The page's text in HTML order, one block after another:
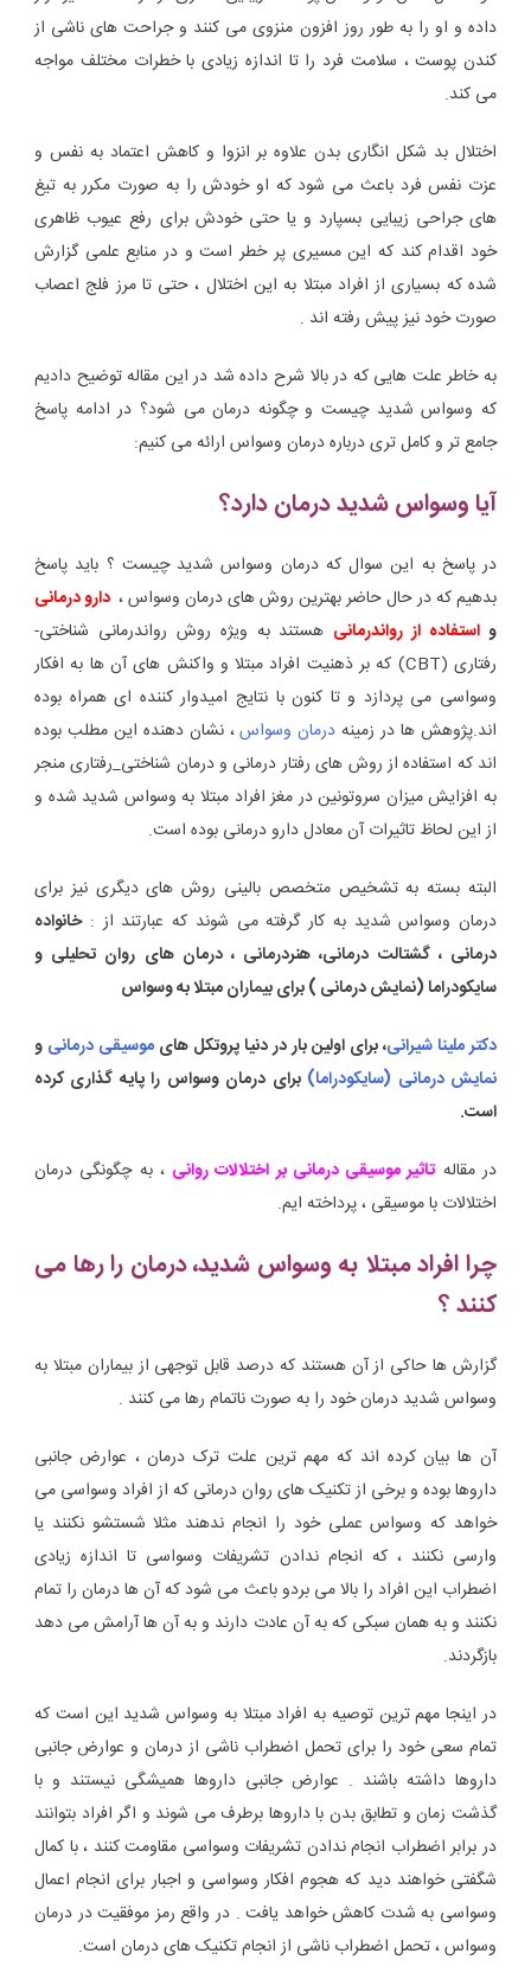
داده و او را به طور روز افزون منزوی می کنند و جراحت های ناشی از
کندن پوست ، سلامت فرد را تا اندازه زیادی با خطرات مختلف مواجه
می کند.
اختلال بد شکل انگاری بدن علاوه بر انزوا و کاهش اعتماد به نفس و
عزت نفس فرد باعث می شود که او خودش را به صورت مکرر به تیغ
های جراحی زیبایی بسپارد و یا حتی خودش برای رفع عیوب ظاهری
خود اقدام کند که این مسیری پر خطر است و در منابع علمی گزارش
شده که بسیاری از افراد مبتلا به این اختلال ، حتی تا مرز فلج اعصاب
صورت خود نیز پیش رفته اند .
به خاطر علت هایی که در بالا شرح داده شد در این مقاله توضیح دادیم
که وسواس شدید چیست و چگونه درمان می شود؟ در ادامه پاسخ
جامع تر و کامل تری درباره درمان وسواس ارائه می کنیم:
آیا وسواس شدید درمان دارد؟
در پاسخ به این سوال که درمان وسواس شدید چیست ؟ باید پاسخ
بدهیم که در حال حاضر بهترین روش های درمان وسواس ، دارو درمانی
و استفاده از رواندرمانی هستند به ویژه روش رواندرمانی شناختی-
رفتاری (CBT) که بر ذهنیت افراد مبتلا و واکنش های آن ها به افکار
وسواسی می پردازد و تا کنون با نتایج امیدوار کننده ای همراه بوده
اند.پژوهش ها در زمینه درمان وسواس، نشان دهنده این مطلب بوده
اند که استفاده از روش های رفتار درمانی و درمان شناختی_رفتاری منجر
به افزایش میزان سروتونین در مغز افراد مبتلا به وسواس شدید شده و
از این لحاظ تاثیرات آن معادل دارو درمانی بوده است.
البته بسته به تشخیص متخصص بالینی روش های دیگری نیز برای
درمان وسواس شدید به کار گرفته می شوند که عبارتند از :خانواده
درمانی ، گشتالت درمانی، هنردرمانی ، درمان های روان تحلیلی و
سایکودراما (نمایش درمانی ) برای بیماران مبتلا به وسواس
دکتر ملینا شیرانی، برای اولین بار در دنیا پروتکل های موسیقی درمانی و
نمایش درمانی (سایکودراما) برای درمان وسواس را پایه گذاری کرده
است.
در مقاله تاثیر موسیقی درمانی بر اختلالات روانی ، به چگونگی درمان
اختلالات با موسیقی ، پرداخته ایم.
چرا افراد مبتلا به وسواس شدید، درمان را رها می
کنند ؟
گزارش ها حاکی از آن هستند که درصد قابل توجهی از بیماران مبتلا به
وسواس شدید درمان خود را به صورت ناتمام رها می کنند .
آن ها بیان کرده اند که مهم ترین علت ترک درمان ، عوارض جانبی
داروها بوده و برخی از تکنیک های روان درمانی که از افراد وسواسی می
خواهد که وسواس عملی خود را انجام ندهند مثلا شستشو نکنند یا
وارسی نکنند ، که انجام ندادن تشریفات وسواسی تا اندازه زیادی
اضطراب این افراد را بالا می بردو باعث می شود که آن ها درمان را تمام
نکنند و به همان سبکی که به آن عادت دارند و به آن ها آرامش می دهد
بازگردند.
در اینجا مهم ترین توصیه به افراد مبتلا به وسواس شدید این است که
تمام سعی خود را برای تحمل اضطراب ناشی از درمان و عوارض جانبی
داروها داشته باشند . عوارض جانبی داروها همیشگی نیستند و با
گذشت زمان و تطابق بدن با داروها برطرف می شوند و اگر افراد بتوانند
در برابر اضطراب انجام ندادن تشریفات وسواسی مقاومت کنند ، با کمال
شگفتی خواهند دید که هجوم افکار وسواسی و اجبار برای انجام اعمال
وسواسی به شدت کاهش خواهد یافت . در واقع رمز موفقیت در درمان
وسواس ، تحمل اضطراب ناشی از انجام تکنیک های درمان است.